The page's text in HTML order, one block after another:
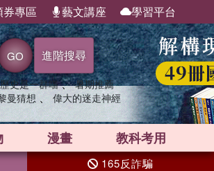
券專區 藝文講座 學習平台
GO 進階搜尋
史是一群喵 、 暑期推薦
曼猜想 、 偉大的迷走神經
漫畫 教科考用
165反詐騙